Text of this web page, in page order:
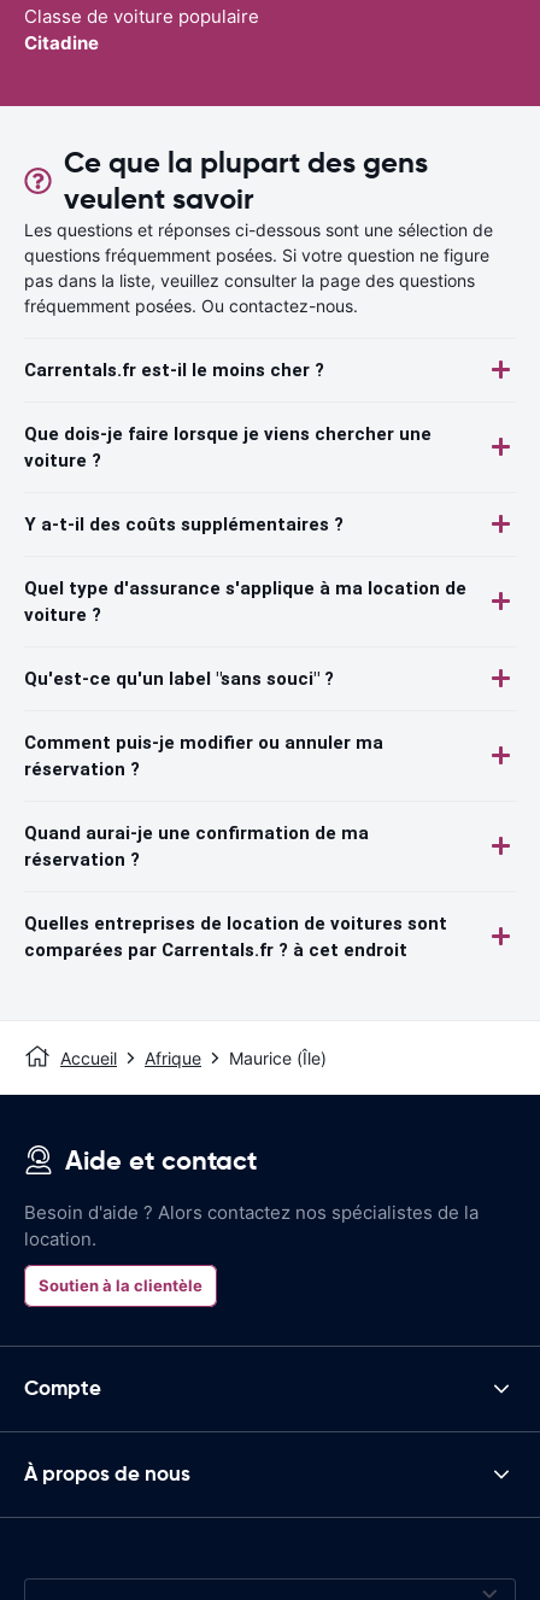
Classe de voiture populaire
Citadine
Ce que la plupart des gens
veulent savoir
Les questions et réponses ci-dessous sont une sélection de
questions fréquemment posées. Si votre question ne figure
pas dans la liste, veuillez consulter la page des questions
fréquemment posées. Ou contactez-nous.
Carrentals.fr est-il le moins cher ?
Que dois-je faire lorsque je viens chercher une
voiture ?
Y a-t-il des coûts supplémentaires ?
Quel type d'assurance s'applique à ma location de
voiture ?
Qu'est-ce qu'un label "sans souci" ?
Comment puis-je modifier ou annuler ma
réservation ?
Quand aurai-je une confirmation de ma
réservation ?
Quelles entreprises de location de voitures sont
comparées par Carrentals.fr ? à cet endroit
Accueil Afrique Maurice (Île)
Aide et contact
Besoin d'aide ? Alors contactez nos spécialistes de la
location.
Soutien à la clientèle
Compte
À propos de nous